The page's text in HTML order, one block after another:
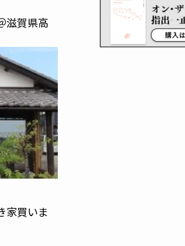
滋賀県高
家買いま